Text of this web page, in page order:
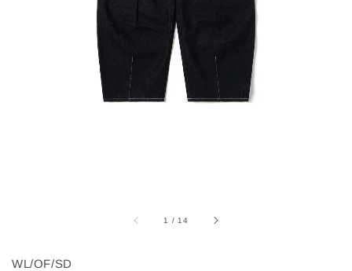
1 / 14
WL/OF/SD